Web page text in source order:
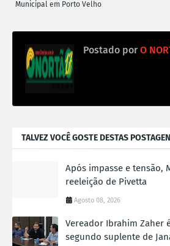
Municipal em Porto Velho
Postado por O
TALVEZ VOCÊ GOSTE DESTAS
Após impasse e tensão,
reeleição de Pivetta
Agosto 08, 2026
Vereador Ibrahim Zaher
segundo suplente de